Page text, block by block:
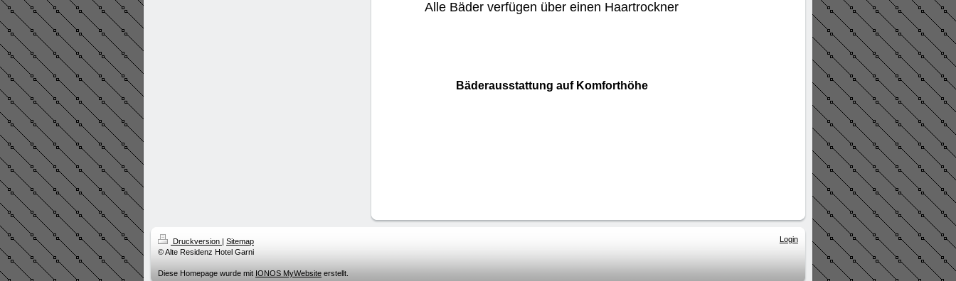
Alle Bäder verfügen über einen Haartrockner
Bäderausstattung auf Komforthöhe
Druckversion | Sitemap
© Alte Residenz Hotel Garni
Diese Homepage wurde mit IONOS MyWebsite erstellt.
Login